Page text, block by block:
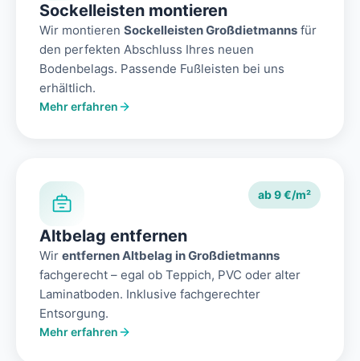
Sockelleisten montieren
Wir montieren Sockelleisten Großdietmanns für
den perfekten Abschluss Ihres neuen
Bodenbelags. Passende Fußleisten bei uns
erhältlich.
Mehr erfahren
ab 9 €/m²
Altbelag entfernen
Wir entfernen Altbelag in Großdietmanns
fachgerecht – egal ob Teppich, PVC oder alter
Laminatboden. Inklusive fachgerechter
Entsorgung.
Mehr erfahren